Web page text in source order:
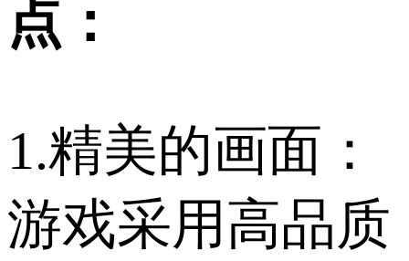
点：
1.精美的画面：
游戏采用高品质